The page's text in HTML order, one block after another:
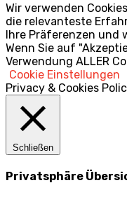
Wir verwenden
die relevanteste
Ihre Präferenzen und
Wenn Sie auf
Verwendung ALLER
Cookie Einstellungen
Privacy & Cookies
Schließen
Privatsphäre